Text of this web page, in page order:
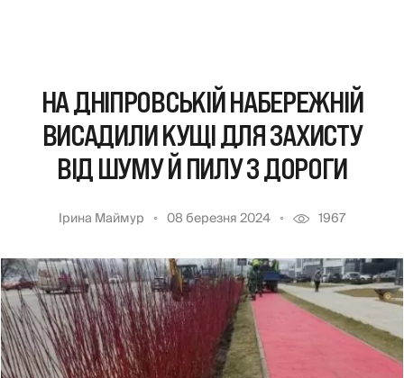
НА ДНІПРОВСЬКІЙ НАБЕРЕЖНІЙ
ВИСАДИЛИ КУЩІ ДЛЯ ЗАХИСТУ
ВІД ШУМУ Й ПИЛУ З ДОРОГИ
Ірина Маймур 08 березня 2024 1967